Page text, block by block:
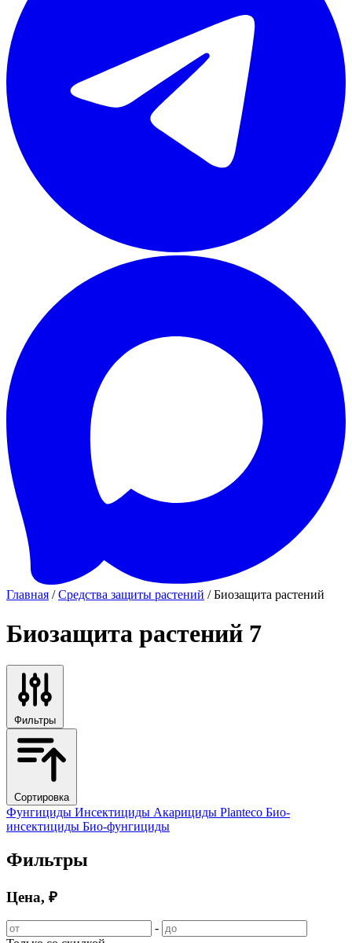
Главная /Средства защиты растений / Биозащита растений
Биозащита растений 7
Фильтры
Сортировка
Фунгициды Инсектициды Акарициды Planteco Био-
инсектициды Био-фунгициды
Фильтры
Цена, ₽
-